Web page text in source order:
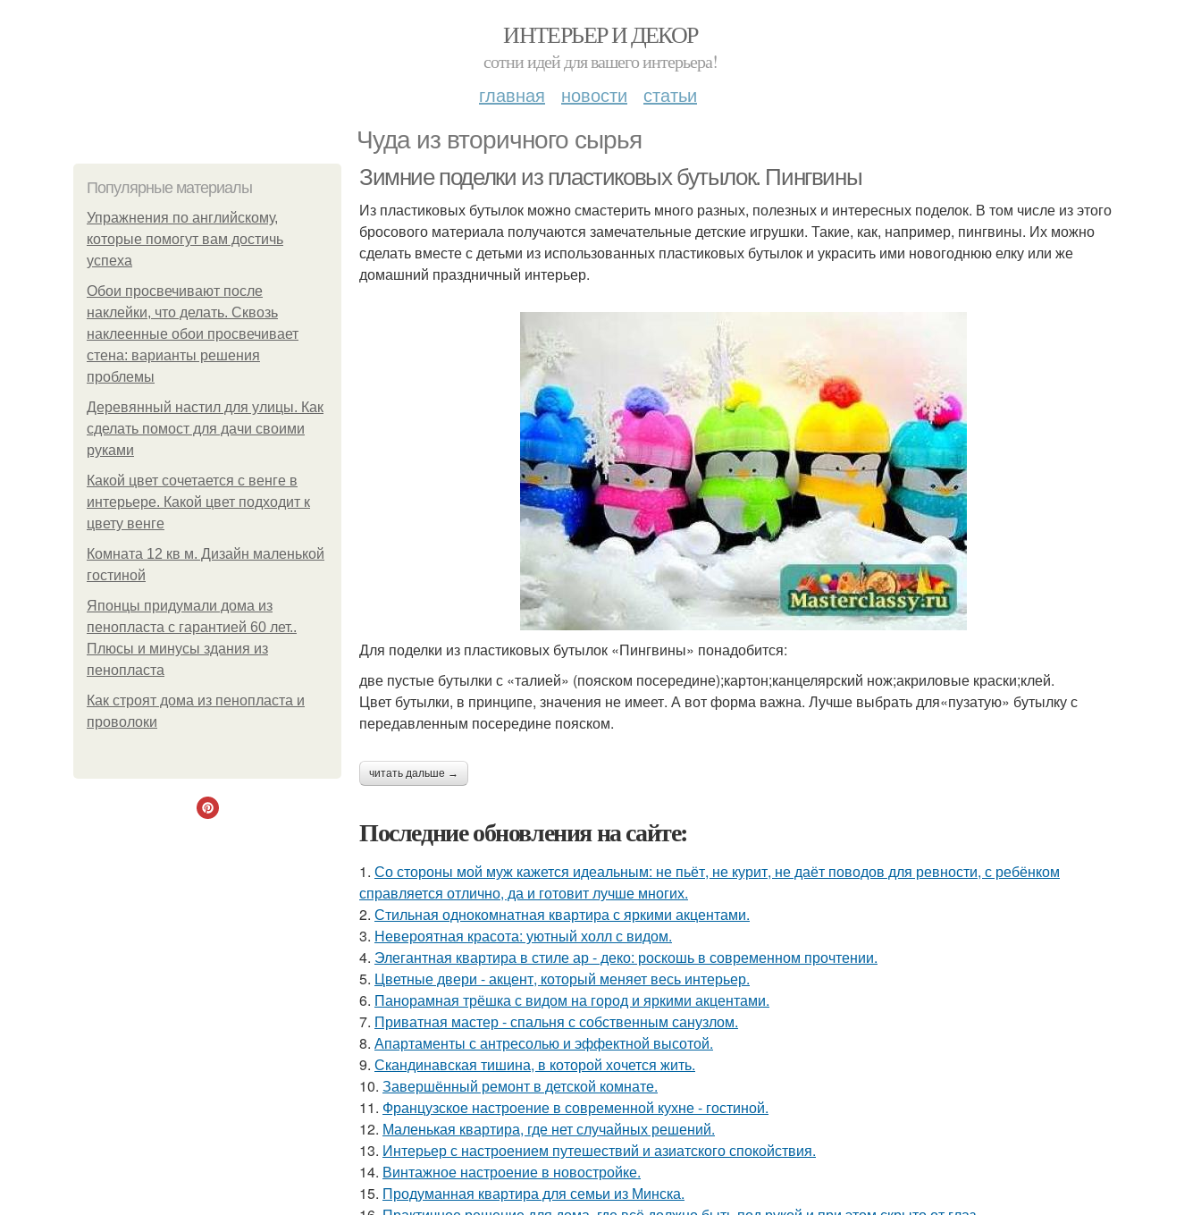
ИНТЕРЬЕР И ДЕКОР
сотни идей для вашего интерьера!
главная новости статьи
Чуда из вторичного сырья
Популярные материалы
Упражнения по английскому,
которые помогут вам достичь
успеха
Обои просвечивают после
наклейки, что делать. Сквозь
наклеенные обои просвечивает
стена: варианты решения
проблемы
Деревянный настил для улицы. Как
сделать помост для дачи своими
руками
Какой цвет сочетается с венге в
интерьере. Какой цвет подходит к
цвету венге
Комната 12 кв м. Дизайн маленькой
гостиной
Японцы придумали дома из
пенопласта с гарантией 60 лет..
Плюсы и минусы здания из
пенопласта
Как строят дома из пенопласта и
проволоки
Зимние поделки из пластиковых бутылок. Пингвины
Из пластиковых бутылок можно смастерить много разных, полезных и интересных поделок. В том числе из этого
бросового материала получаются замечательные детские игрушки. Такие, как, например, пингвины. Их можно
сделать вместе с детьми из использованных пластиковых бутылок и украсить ими новогоднюю елку или же
домашний праздничный интерьер.
Для поделки из пластиковых бутылок «Пингвины» понадобится:
две пустые бутылки с «талией» (пояском посередине);картон;канцелярский нож;акриловые краски;клей.
Цвет бутылки, в принципе, значения не имеет. А вот форма важна. Лучше выбрать для«пузатую» бутылку с
передавленным посередине пояском.
читать дальше →
Последние обновления на сайте:
1. Со стороны мой муж кажется идеальным: не пьёт, не курит, не даёт поводов для ревности, с ребёнком
справляется отлично, да и готовит лучше многих.
2. Стильная однокомнатная квартира с яркими акцентами.
3. Невероятная красота: уютный холл с видом.
4. Элегантная квартира в стиле ар - деко: роскошь в современном прочтении.
5. Цветные двери - акцент, который меняет весь интерьер.
6. Панорамная трёшка с видом на город и яркими акцентами.
7. Приватная мастер - спальня с собственным санузлом.
8. Апартаменты с антресолью и эффектной высотой.
9. Скандинавская тишина, в которой хочется жить.
10. Завершённый ремонт в детской комнате.
11. Французское настроение в современной кухне - гостиной.
12. Маленькая квартира, где нет случайных решений.
13. Интерьер с настроением путешествий и азиатского спокойствия.
14. Винтажное настроение в новостройке.
15. Продуманная квартира для семьи из Минска.